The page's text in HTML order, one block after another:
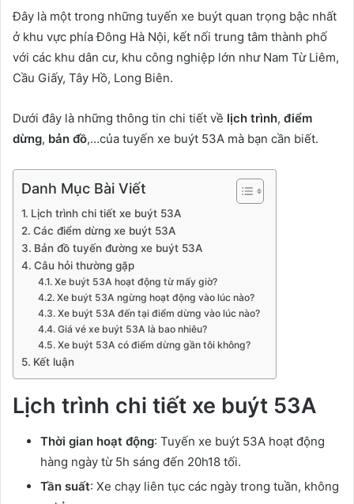
Đây là một trong những tuyến xe buýt quan trọng bậc nhất
ở khu vực phía Đông Hà Nội, kết nối trung tâm thành phố
với các khu dân cư, khu công nghiệp lớn như Nam Từ Liêm,
Cầu Giấy, Tây Hồ, Long Biên.
Dưới đây là những thông tin chi tiết về lịch trình, điểm
dừng, bản đồ,…của tuyến xe buýt 53A mà bạn cần biết.
Danh Mục Bài Viết
Lịch trình chi tiết xe buýt 53A
Các điểm dừng xe buýt 53A
Bản đồ tuyến đường xe buýt 53A
Câu hỏi thường gặp
Xe buýt 53A hoạt động từ mấy giờ?
Xe buýt 53A ngừng hoạt động vào lúc nào?
Xe buýt 53A đến tại điểm dừng vào lúc nào?
Giá vé xe buýt 53A là bao nhiêu?
Xe buýt 53A có điểm dừng gần tôi không?
Kết luận
Lịch trình chi tiết xe buýt 53A
Thời gian hoạt động: Tuyến xe buýt 53A hoạt động
hàng ngày từ 5h sáng đến 20h18 tối.
Tần suất: Xe chạy liên tục các ngày trong tuần, không